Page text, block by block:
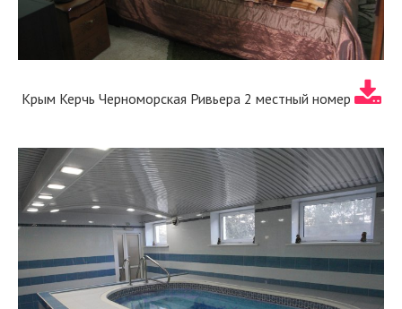
Крым Керчь Черноморская Ривьера 2 местный номер